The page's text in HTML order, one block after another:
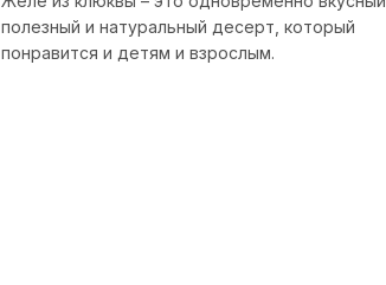
полезный и натуральный десерт, который
понравится и детям и взрослым.